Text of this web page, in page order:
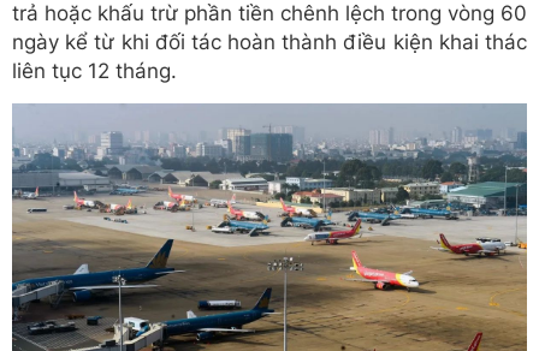
trả hoặc khấu trừ phần tiền chênh lệch trong vòng 60
ngày kể từ khi đối tác hoàn thành điều kiện khai thác
liên tục 12 tháng.